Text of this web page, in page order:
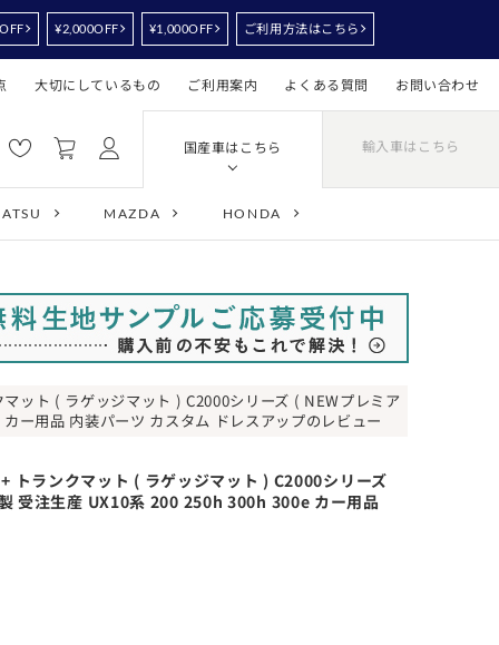
¥2,000OFF ¥1,000OFF ご利用方法はこちら
大切にしているもの ご利用案内 よくある質問 お問い合わせ
国産車はこちら 輸入車はこちら
MAZDA HONDA
ト ( ラゲッジマット ) C2000シリーズ ( NEWプレミア
ー用品 内装パーツ カスタム ドレスアップのレビュー
ランクマット ( ラゲッジマット ) C2000シリーズ
受注生産 UX10系 200 250h 300h 300e カー用品